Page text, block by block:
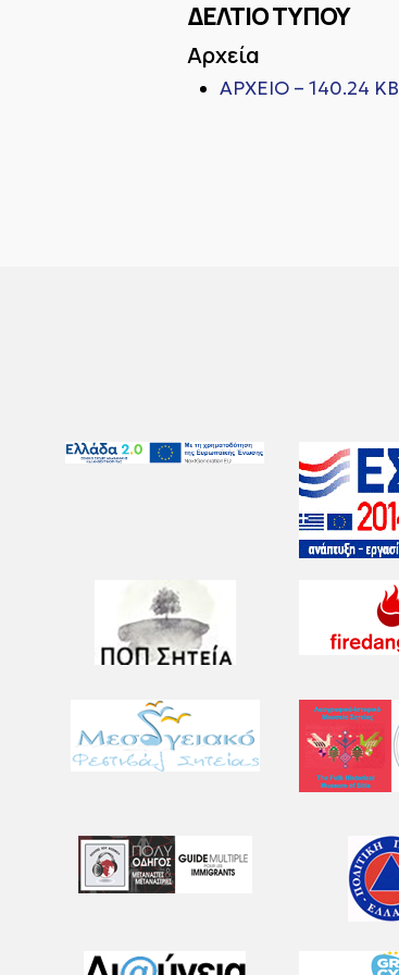
ΔΕΛΤΙΟ ΤΥΠΟΥ
Αρχεία
ΑΡΧΕΙΟ – 140.24 KB